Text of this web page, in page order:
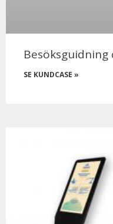
SE KUNDCASE »